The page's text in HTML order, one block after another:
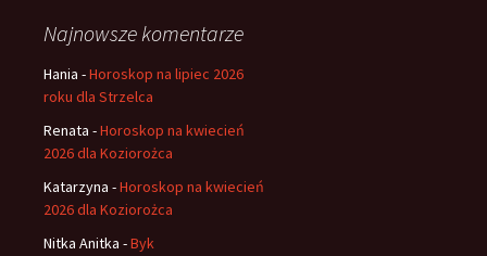
Najnowsze komentarze
Hania -Horoskop na lipiec 2026
roku dla Strzelca
Renata -Horoskop na kwiecień
2026 dla Koziorożca
Katarzyna -Horoskop na kwiecień
2026 dla Koziorożca
Nitka Anitka -Byk